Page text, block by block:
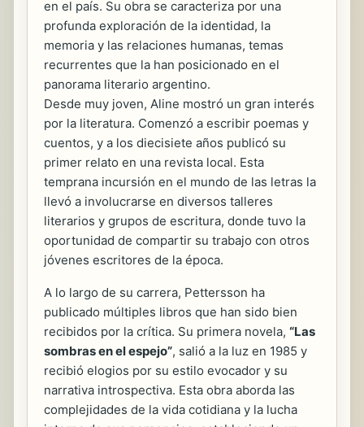
en el país. Su obra se caracteriza por una
profunda exploración de la identidad, la
memoria y las relaciones humanas, temas
recurrentes que la han posicionado en el
panorama literario argentino.
Desde muy joven, Aline mostró un gran interés
por la literatura. Comenzó a escribir poemas y
cuentos, y a los diecisiete años publicó su
primer relato en una revista local. Esta
temprana incursión en el mundo de las letras la
llevó a involucrarse en diversos talleres
literarios y grupos de escritura, donde tuvo la
oportunidad de compartir su trabajo con otros
jóvenes escritores de la época.
A lo largo de su carrera, Pettersson ha
publicado múltiples libros que han sido bien
recibidos por la crítica. Su primera novela, “Las
sombras en el espejo”, salió a la luz en 1985 y
recibió elogios por su estilo evocador y su
narrativa introspectiva. Esta obra aborda las
complejidades de la vida cotidiana y la lucha